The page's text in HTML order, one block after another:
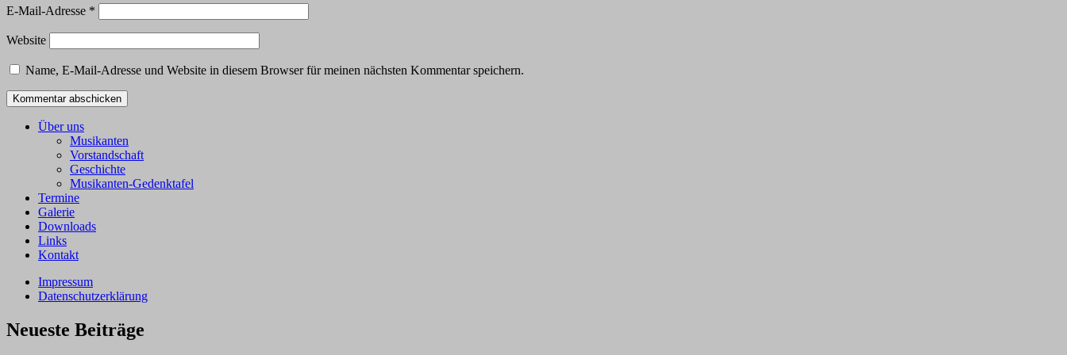
E-Mail-Adresse *
Website
Name, E-Mail-Adresse und Website in diesem Browser für meinen nächsten Kommentar speichern.
Über uns
Musikanten
Vorstandschaft
Geschichte
Musikanten-Gedenktafel
Termine
Galerie
Downloads
Links
Kontakt
Impressum
Datenschutzerklärung
Neueste Beiträge